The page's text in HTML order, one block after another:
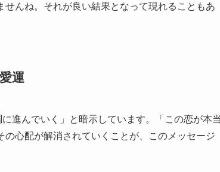
んね。それが良い結果となって現れることもあ
運
進んでいく」と暗示しています。「この恋が本
心配が解消されていくことが、このメッセージ